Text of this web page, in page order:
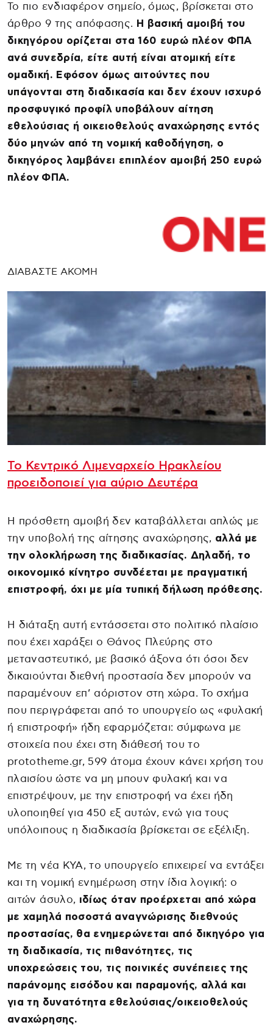
Το πιο ενδιαφέρον σημείο, όμως, βρίσκεται στο
άρθρο 9 της απόφασης. Η βασική αμοιβή του
δικηγόρου ορίζεται στα 160 ευρώ πλέον ΦΠΑ
ανά συνεδρία, είτε αυτή είναι ατομική είτε
ομαδική. Εφόσον όμως αιτούντες που
υπάγονται στη διαδικασία και δεν έχουν ισχυρό
προσφυγικό προφίλ υποβάλουν αίτηση
εθελούσιας ή οικειοθελούς αναχώρησης εντός
δύο μηνών από τη νομική καθοδήγηση, ο
δικηγόρος λαμβάνει επιπλέον αμοιβή 250 ευρώ
πλέον ΦΠΑ.
ΔΙΑΒΑΣΤΕ ΑΚΟΜΗ
Το Κεντρικό Λιμεναρχείο Ηρακλείου
προειδοποιεί για αύριο Δευτέρα
Η πρόσθετη αμοιβή δεν καταβάλλεται απλώς με
την υποβολή της αίτησης αναχώρησης, αλλά με
την ολοκλήρωση της διαδικασίας. Δηλαδή, το
οικονομικό κίνητρο συνδέεται με πραγματική
επιστροφή, όχι με μία τυπική δήλωση πρόθεσης.
Η διάταξη αυτή εντάσσεται στο πολιτικό πλαίσιο
που έχει χαράξει ο Θάνος Πλεύρης στο
μεταναστευτικό, με βασικό άξονα ότι όσοι δεν
δικαιούνται διεθνή προστασία δεν μπορούν να
παραμένουν επ’ αόριστον στη χώρα. Το σχήμα
που περιγράφεται από το υπουργείο ως «φυλακή
ή επιστροφή» ήδη εφαρμόζεται: σύμφωνα με
στοιχεία που έχει στη διάθεσή του το
prototheme.gr, 599 άτομα έχουν κάνει χρήση του
πλαισίου ώστε να μη μπουν φυλακή και να
επιστρέψουν, με την επιστροφή να έχει ήδη
υλοποιηθεί για 450 εξ αυτών, ενώ για τους
υπόλοιπους η διαδικασία βρίσκεται σε εξέλιξη.
Με τη νέα ΚΥΑ, το υπουργείο επιχειρεί να εντάξει
και τη νομική ενημέρωση στην ίδια λογική: ο
αιτών άσυλο, ιδίως όταν προέρχεται από χώρα
με χαμηλά ποσοστά αναγνώρισης διεθνούς
προστασίας, θα ενημερώνεται από δικηγόρο για
τη διαδικασία, τις πιθανότητες, τις
υποχρεώσεις του, τις ποινικές συνέπειες της
παράνομης εισόδου και παραμονής, αλλά και
για τη δυνατότητα εθελούσιας/οικειοθελούς
αναχώρησης.